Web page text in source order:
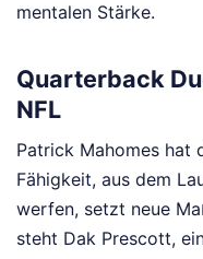
mentalen Stärke.
Quarterback
NFL
Patrick Mahomes hat
Fähigkeit, aus dem
werfen, setzt neue
steht Dak Prescott,